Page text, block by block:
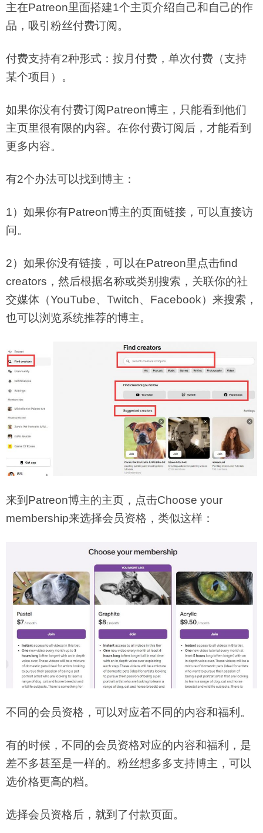
主在Patreon里面搭建1个主页介绍自己和自己的作
品，吸引粉丝付费订阅。
付费支持有2种形式：按月付费，单次付费（支持
某个项目）。
如果你没有付费订阅Patreon博主，只能看到他们
主页里很有限的内容。在你付费订阅后，才能看到
更多内容。
有2个办法可以找到博主：
1）如果你有Patreon博主的页面链接，可以直接访
问。
2）如果你没有链接，可以在Patreon里点击find
creators，然后根据名称或类别搜索，关联你的社
交媒体（YouTube、Twitch、Facebook）来搜索，
也可以浏览系统推荐的博主。
来到Patreon博主的主页，点击Choose your
membership来选择会员资格，类似这样：
不同的会员资格，可以对应着不同的内容和福利。
有的时候，不同的会员资格对应的内容和福利，是
差不多甚至是一样的。粉丝想多多支持博主，可以
选价格更高的档。
选择会员资格后，就到了付款页面。